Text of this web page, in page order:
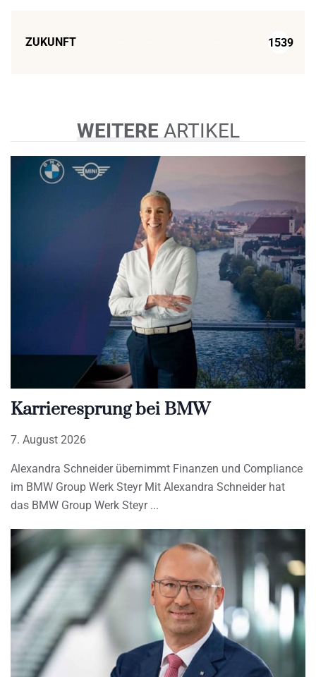
ZUKUNFT 1539
WEITEREARTIKEL
Karrieresprung bei BMW
7. August 2026
Alexandra Schneider übernimmt Finanzen und Compliance
im BMW Group Werk Steyr Mit Alexandra Schneider hat
das BMW Group Werk Steyr